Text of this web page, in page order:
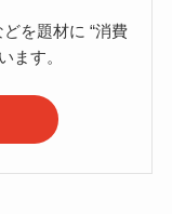
を題材に “消費
ます。